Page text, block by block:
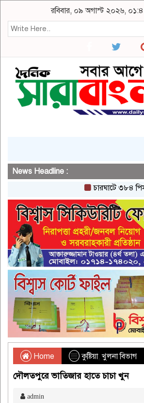
রবিবার, ০৯ অগাস্ট ২০২৬,
News Headline :
চারঘাটে ৩৮৪ পিস
Home কুষ্টিয়া, খুলনা বিভাগ
দৌলতপুরে ভাতিজার হাতে চাচা খুন
admin